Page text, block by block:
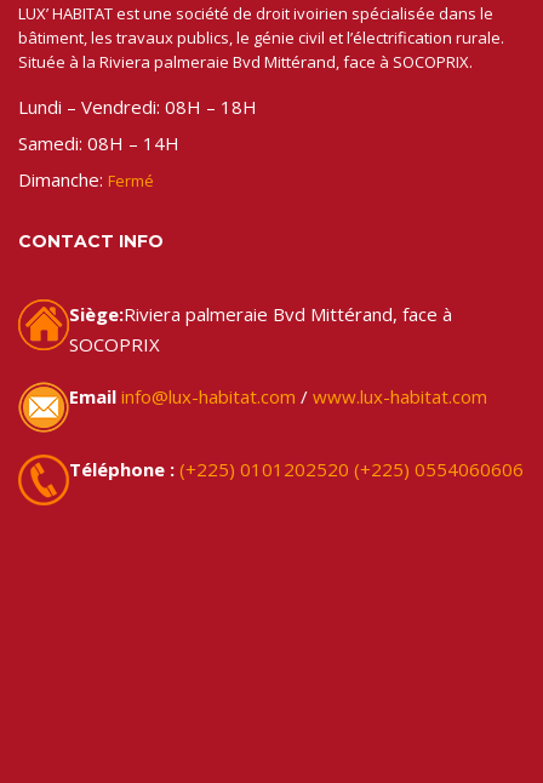
LUX’ HABITAT est une société de droit ivoirien spécialisée dans le
bâtiment, les travaux publics, le génie civil et l’électrification rurale.
Située à la Riviera palmeraie Bvd Mittérand, face à SOCOPRIX.
Lundi – Vendredi: 08H – 18H
Samedi: 08H – 14H
Dimanche: Fermé
CONTACT INFO
Siège:Riviera palmeraie Bvd Mittérand, face à
SOCOPRIX
Email info@lux-habitat.com / www.lux-habitat.com
Téléphone : (+225) 0101202520 (+225) 0554060606